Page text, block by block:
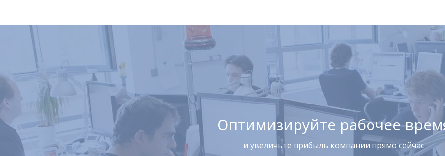
Оптимизируйте рабочее
и увеличьте прибыль компании прямо сейчас